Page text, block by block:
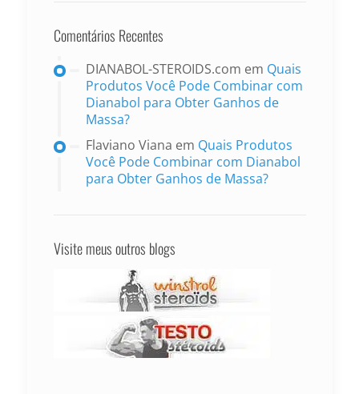
Comentários Recentes
DIANABOL-STEROIDS.com em Quais
Produtos Você Pode Combinar com
Dianabol para Obter Ganhos de
Massa?
Flaviano Viana em Quais Produtos
Você Pode Combinar com Dianabol
para Obter Ganhos de Massa?
Visite meus outros blogs